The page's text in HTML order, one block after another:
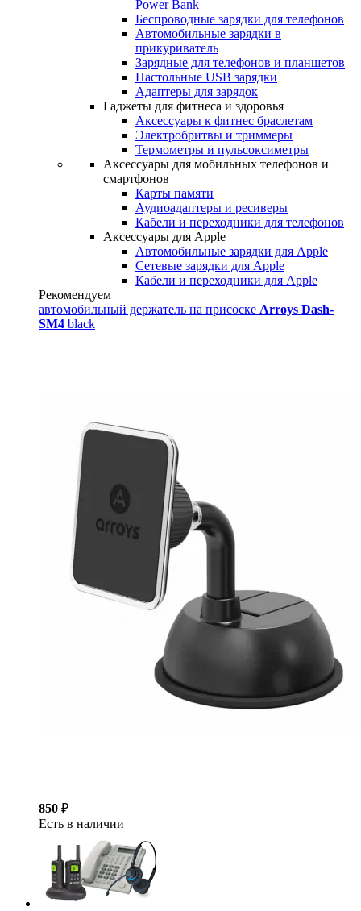
Power Bank
Беспроводные зарядки для телефонов
Автомобильные зарядки в
прикуриватель
Зарядные для телефонов и планшетов
Настольные USB зарядки
Адаптеры для зарядок
Гаджеты для фитнеса и здоровья
Аксессуары к фитнес браслетам
Электробритвы и триммеры
Термометры и пульсоксиметры
Аксессуары для мобильных телефонов и
смартфонов
Карты памяти
Аудиоадаптеры и ресиверы
Кабели и переходники для телефонов
Аксессуары для Apple
Автомобильные зарядки для Apple
Сетевые зарядки для Apple
Кабели и переходники для Apple
Рекомендуем
автомобильный держатель на присоске Arroys Dash-
SM4 black
850 ₽
Есть в наличии